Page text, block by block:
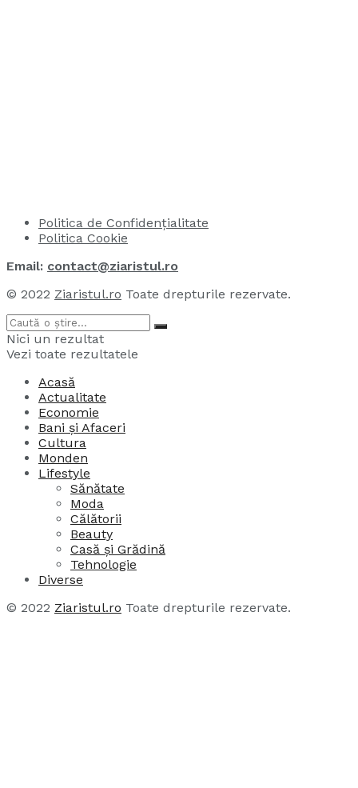
Politica de Confidențialitate
Politica Cookie
Email: contact@ziaristul.ro
© 2022 Ziaristul.ro Toate drepturile rezervate.
Nici un rezultat
Vezi toate rezultatele
Acasă
Actualitate
Economie
Bani și Afaceri
Cultura
Monden
Lifestyle
Sănătate
Moda
Călătorii
Beauty
Casă și Grădină
Tehnologie
Diverse
© 2022 Ziaristul.ro Toate drepturile rezervate.